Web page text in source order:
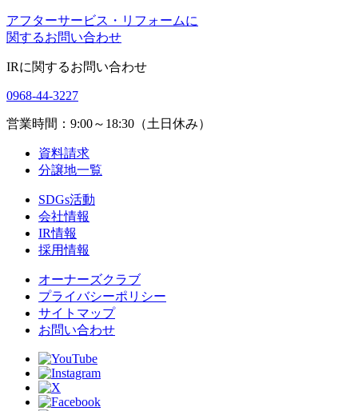
アフターサービス・リフォームに
関するお問い合わせ
IRに関するお問い合わせ
0968-44-3227
営業時間：9:00～18:30（土日休み）
資料請求
分譲地一覧
SDGs活動
会社情報
IR情報
採用情報
オーナーズクラブ
プライバシーポリシー
サイトマップ
お問い合わせ